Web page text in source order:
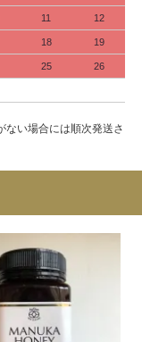
11 12
18 19
25 26
ない場合には順次発送さ